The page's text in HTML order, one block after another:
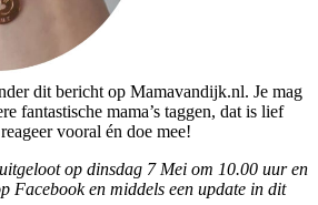
dit bericht op Mamavandijk.nl. Je mag
fantastische mama’s taggen, dat is lief
vooral én doe mee!
op dinsdag 7 Mei om 10.00 uur en
Facebook en middels een update in dit